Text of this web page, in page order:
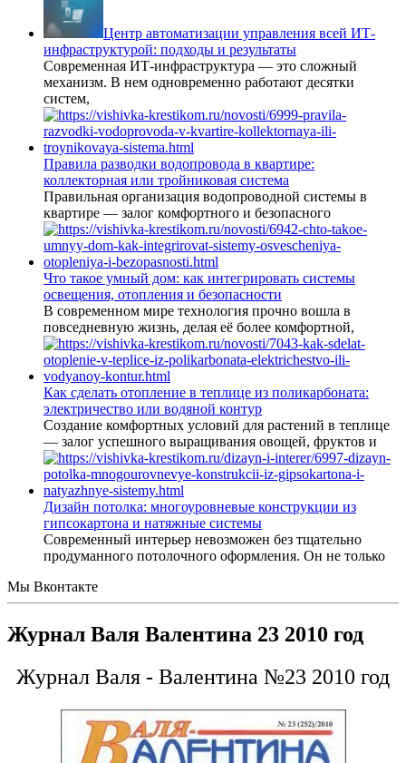
Центр автоматизации управления всей ИТ-
инфраструктурой: подходы и результаты
Современная ИТ-инфраструктура — это сложный
механизм. В нем одновременно работают десятки
систем,
Правила разводки водопровода в квартире:
коллекторная или тройниковая система
Правильная организация водопроводной системы в
квартире — залог комфортного и безопасного
Что такое умный дом: как интегрировать системы
освещения, отопления и безопасности
В современном мире технология прочно вошла в
повседневную жизнь, делая её более комфортной,
Как сделать отопление в теплице из поликарбоната:
электричество или водяной контур
Создание комфортных условий для растений в теплице
— залог успешного выращивания овощей, фруктов и
Дизайн потолка: многоуровневые конструкции из
гипсокартона и натяжные системы
Современный интерьер невозможен без тщательно
продуманного потолочного оформления. Он не только
Мы Вконтакте
Журнал Валя Валентина 23 2010 год
Журнал Валя - Валентина №23 2010 год